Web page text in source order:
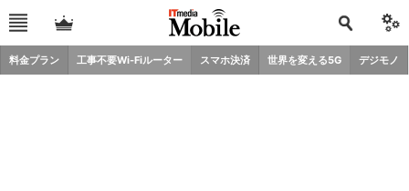
料金プラン 工事不要Wi-Fiルーター スマホ決済 世界を変える5G デジモノ